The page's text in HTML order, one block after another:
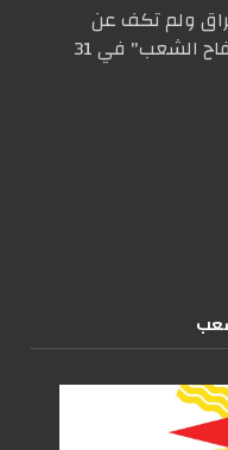
ولم تكف عن
الصدور. عددها الأول صدر باسم "كفاح الشعب" في 31